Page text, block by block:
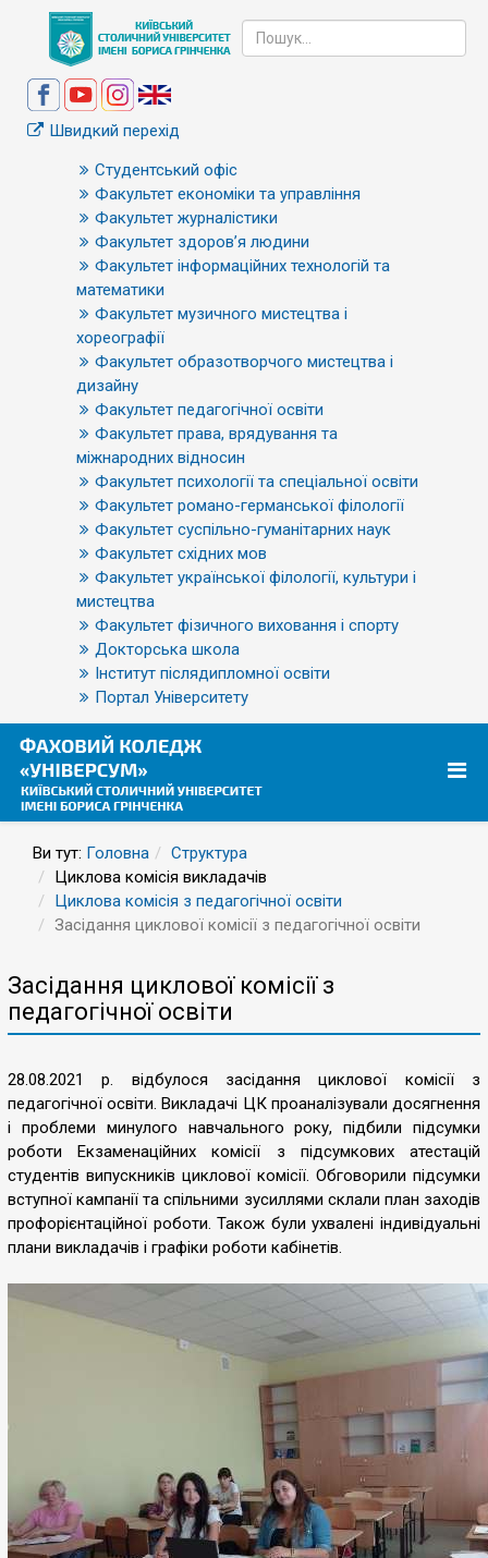
Швидкий перехід
Студентський офіс
Факультет економіки та управління
Факультет журналістики
Факультет здоров’я людини
Факультет інформаційних технологій та
математики
Факультет музичного мистецтва і
хореографії
Факультет образотворчого мистецтва і
дизайну
Факультет педагогічної освіти
Факультет права, врядування та
міжнародних відносин
Факультет психології та спеціальної освіти
Факультет романо-германської філології
Факультет суспільно-гуманітарних наук
Факультет східних мов
Факультет української філології, культури і
мистецтва
Факультет фізичного виховання і спорту
Докторська школа
Інститут післядипломної освіти
Портал Університету
Ви тут: Головна
Структура
Циклова комісія викладачів
Циклова комісія з педагогічної освіти
Засідання циклової комісії з педагогічної освіти
Засідання циклової комісії з
педагогічної освіти
28.08.2021 р. відбулося засідання циклової комісії з
педагогічної освіти. Викладачі ЦК проаналізували досягнення
і проблеми минулого навчального року, підбили підсумки
роботи Екзаменаційних комісії з підсумкових атестацій
студентів випускників циклової комісії. Обговорили підсумки
вступної кампанії та спільними зусиллями склали план заходів
профорієнтаційної роботи. Також були ухвалені індивідуальні
плани викладачів і графіки роботи кабінетів.